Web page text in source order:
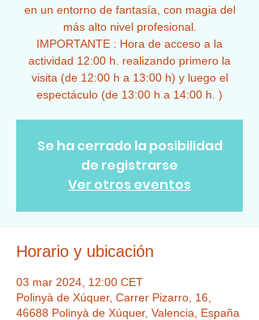
en un entorno de fantasía, con magia del
más alto nivel profesional.
IMPORTANTE : Hora de acceso a la
actividad 12:00 h. realizando primero la
visita (de 12:00 h a 13:00 h) y luego el
espectáculo (de 13:00 h a 14:00 h. )
Se ha cerrado la posibilidad
de registrarse
Ver otros eventos
Horario y ubicación
03 mar 2024, 12:00 CET
Polinyà de Xúquer, Carrer Pizarro, 16,
46688 Polinyà de Xúquer, Valencia, España